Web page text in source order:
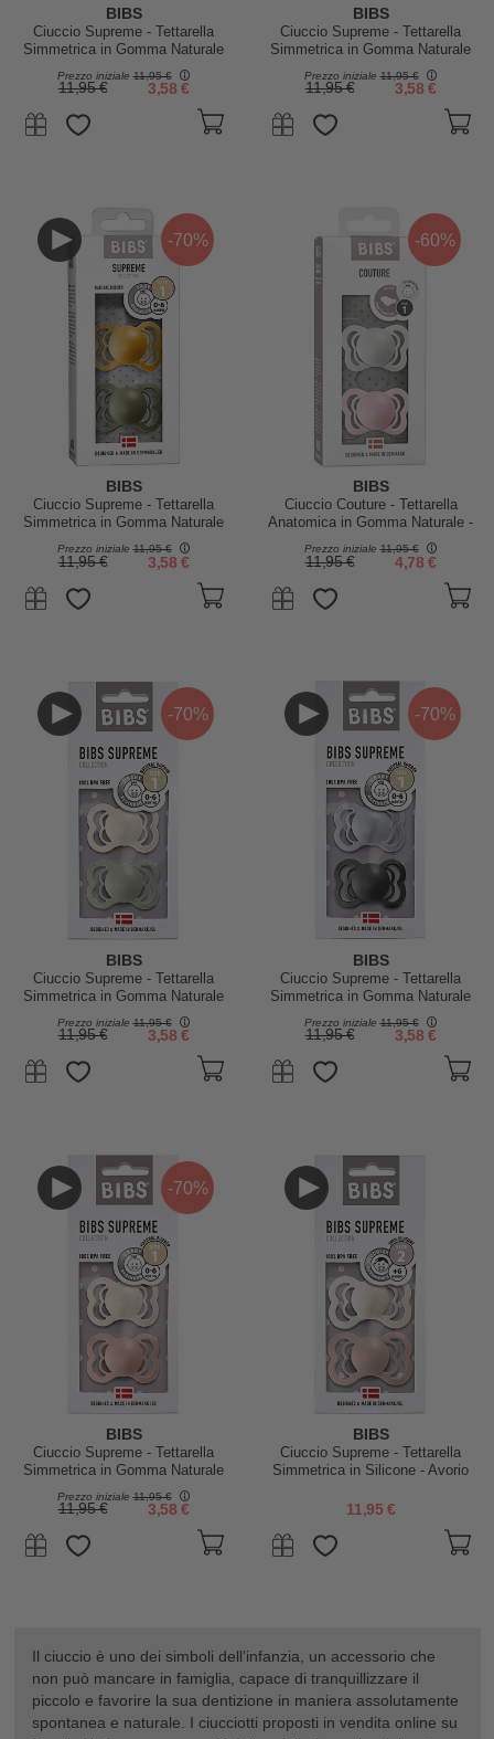
BIBS
Ciuccio Supreme - Tettarella
Simmetrica in Gomma Naturale
- Lilla Chiaro e Heather - Senza
PBA, PVC e Flatati
Prezzo iniziale11,95 €
11,95 € 3,58 €
BIBS
Ciuccio Supreme - Tettarella
Simmetrica in Gomma Naturale
- Corallo e Ruby - Senza PBA,
PVC e Flatati
Prezzo iniziale11,95 €
11,95 € 3,58 €
-70%
BIBS
Ciuccio Supreme - Tettarella
Simmetrica in Gomma Naturale
- Honey Bee e Oliva - Senza
PBA, PVC e Flatati
Prezzo iniziale11,95 €
11,95 € 3,58 €
-60%
BIBS
Ciuccio Couture - Tettarella
Anatomica in Gomma Naturale -
Haze e Rosa - Senza PBA,
PVC e Flatati
Prezzo iniziale11,95 €
11,95 € 4,78 €
-70%
BIBS
Ciuccio Supreme - Tettarella
Simmetrica in Gomma Naturale
- Avorio e Verde Salvia - Senza
PBA, PVC e Flatati
Prezzo iniziale11,95 €
11,95 € 3,58 €
-70%
BIBS
Ciuccio Supreme - Tettarella
Simmetrica in Gomma Naturale
- Cloud e Nero - Senza PBA,
PVC e Flatati
Prezzo iniziale11,95 €
11,95 € 3,58 €
-70%
BIBS
Ciuccio Supreme - Tettarella
Simmetrica in Gomma Naturale
- Avorio e Rosa Cipria - Senza
PBA, PVC e Flatati
Prezzo iniziale11,95 €
11,95 € 3,58 €
BIBS
Ciuccio Supreme - Tettarella
Simmetrica in Silicone - Avorio
PVC e Flatati
11,95 €
Il ciuccio è uno dei simboli dell’infanzia, un accessorio che
non può mancare in famiglia, capace di tranquillizzare il
piccolo e favorire la sua dentizione in maniera assolutamente
spontanea e naturale. I ciucciotti proposti in vendita online su